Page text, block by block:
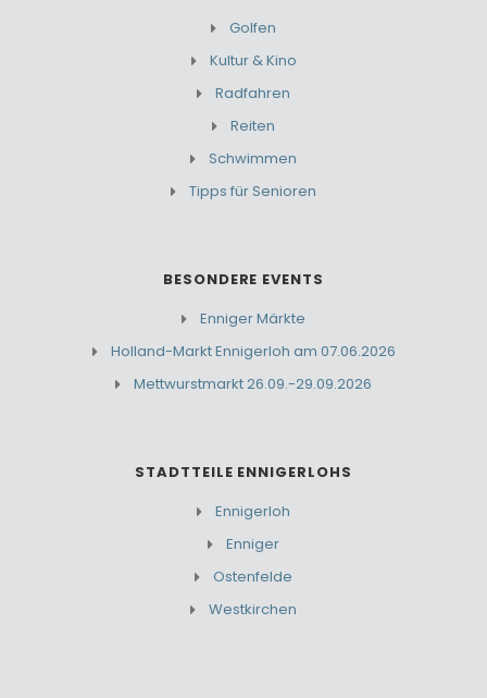
Golfen
Kultur & Kino
Radfahren
Reiten
Schwimmen
Tipps für Senioren
BESONDERE EVENTS
Enniger Märkte
Holland-Markt Ennigerloh am 07.06.2026
Mettwurstmarkt 26.09.-29.09.2026
STADTTEILE ENNIGERLOHS
Ennigerloh
Enniger
Ostenfelde
Westkirchen